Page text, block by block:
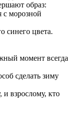
образ:
с морозной
синего цвета.
момент всегда
сделать зиму
взрослому, кто